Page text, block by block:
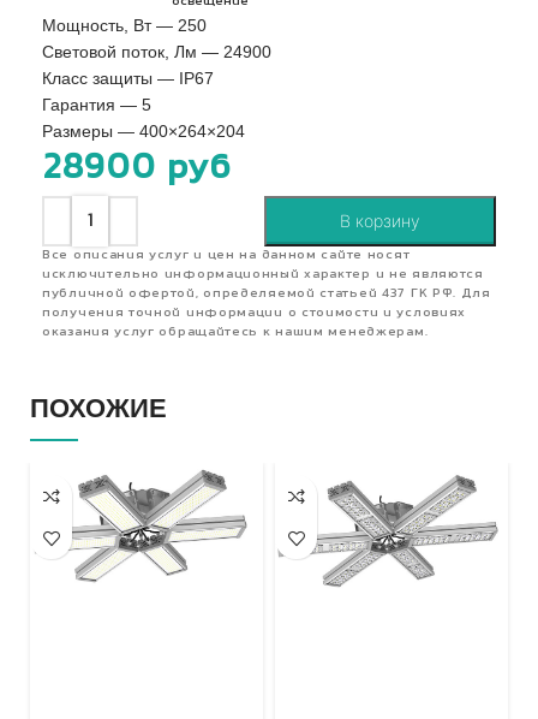
Мощность, Вт — 250
Световой поток, Лм — 24900
Класс защиты — IP67
Гарантия — 5
Размеры — 400×264×204
28900 руб
В корзину
Все описания услуг и цен на данном сайте носят
исключительно информационный характер и не являются
публичной офертой, определяемой статьей 437 ГК РФ. Для
получения точной информации о стоимости и условиях
оказания услуг обращайтесь к нашим менеджерам.
ПОХОЖИЕ